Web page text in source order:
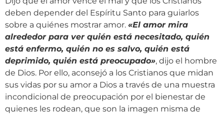
deben depender del Espíritu Santo para guiarlos
sobre a quiénes mostrar amor. «El amor mira
alrededor para ver quién está necesitado, quién
está enfermo, quién no es salvo, quién está
deprimido, quién está preocupado», dijo el hombre
de Dios. Por ello, aconsejó a los Cristianos que midan
sus vidas por su amor a Dios a través de una muestra
incondicional de preocupación por el bienestar de
quienes les rodean, que son la imagen misma de